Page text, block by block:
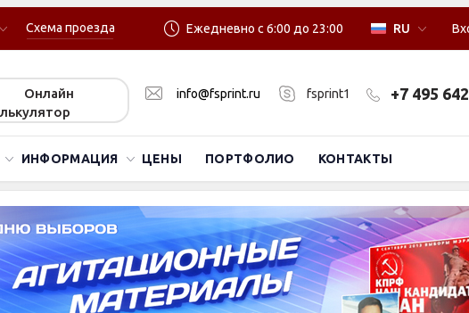
Схема проезда RU
Ежедневно с 6:00 до 23:00
Онлайн
info@fsprint.ru fsprint1 +7 495
ИНФОРМАЦИЯ ЦЕНЫ ПОРТФОЛИО КОНТАКТЫ